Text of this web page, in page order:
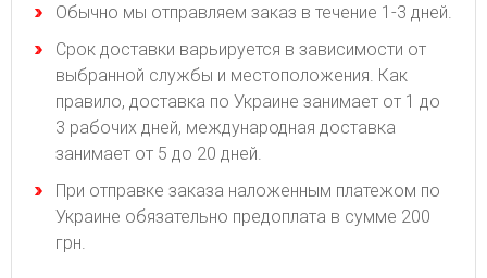
Обычно мы отправляем заказ в течение 1-3 дней.
Срок доставки варьируется в зависимости от
выбранной службы и местоположения. Как
правило, доставка по Украине занимает от 1 до
3 рабочих дней, международная доставка
занимает от 5 до 20 дней.
При отправке заказа наложенным платежом по
Украине обязательно предоплата в сумме 200
грн.